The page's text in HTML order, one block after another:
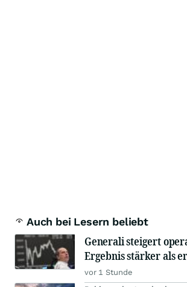
Auch bei Lesern beliebt
Generali steigert
Ergebnis stärker als
vor 1 Stunde